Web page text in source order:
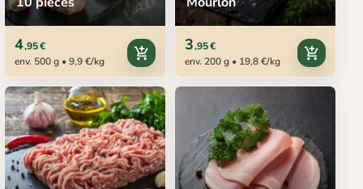
4,95 €
env. 500 g • 9,9 €/kg
add_shopping_cart 3,95 €
env. 200 g • 19,8 €/kg
add_shopping_cart